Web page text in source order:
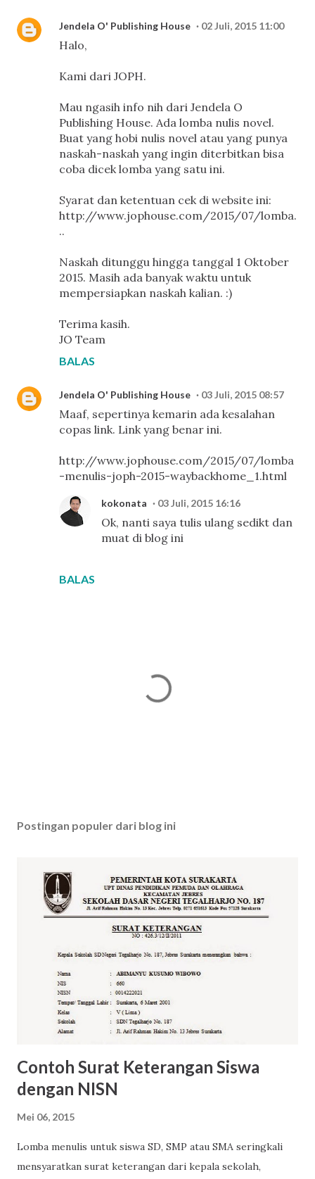
Jendela O' Publishing House 02 Juli, 2015 11:00
Halo,
Kami dari JOPH.
Mau ngasih info nih dari Jendela O
Publishing House. Ada lomba nulis novel.
Buat yang hobi nulis novel atau yang punya
naskah-naskah yang ingin diterbitkan bisa
coba dicek lomba yang satu ini.
Syarat dan ketentuan cek di website ini:
http://www.jophouse.com/2015/07/lomba.
..
Naskah ditunggu hingga tanggal 1 Oktober
2015. Masih ada banyak waktu untuk
mempersiapkan naskah kalian. :)
Terima kasih.
JO Team
BALAS
Jendela O' Publishing House 03 Juli, 2015 08:57
Maaf, sepertinya kemarin ada kesalahan
copas link. Link yang benar ini.
http://www.jophouse.com/2015/07/lomba
-menulis-joph-2015-waybackhome_1.html
BALAS
kokonata 03 Juli, 2015 16:16
Ok, nanti saya tulis ulang sedikt dan
muat di blog ini
s
Postingan populer dari blog ini
Contoh Surat Keterangan Siswa
dengan NISN
Mei 06, 2015
Lomba menulis untuk siswa SD, SMP atau SMA seringkali
mensyaratkan surat keterangan dari kepala sekolah,